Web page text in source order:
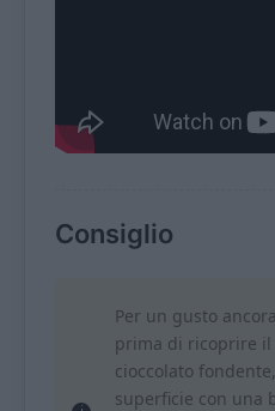
Consiglio
Per un gusto
prima di ricoprire il
cioccolato
superficie con una